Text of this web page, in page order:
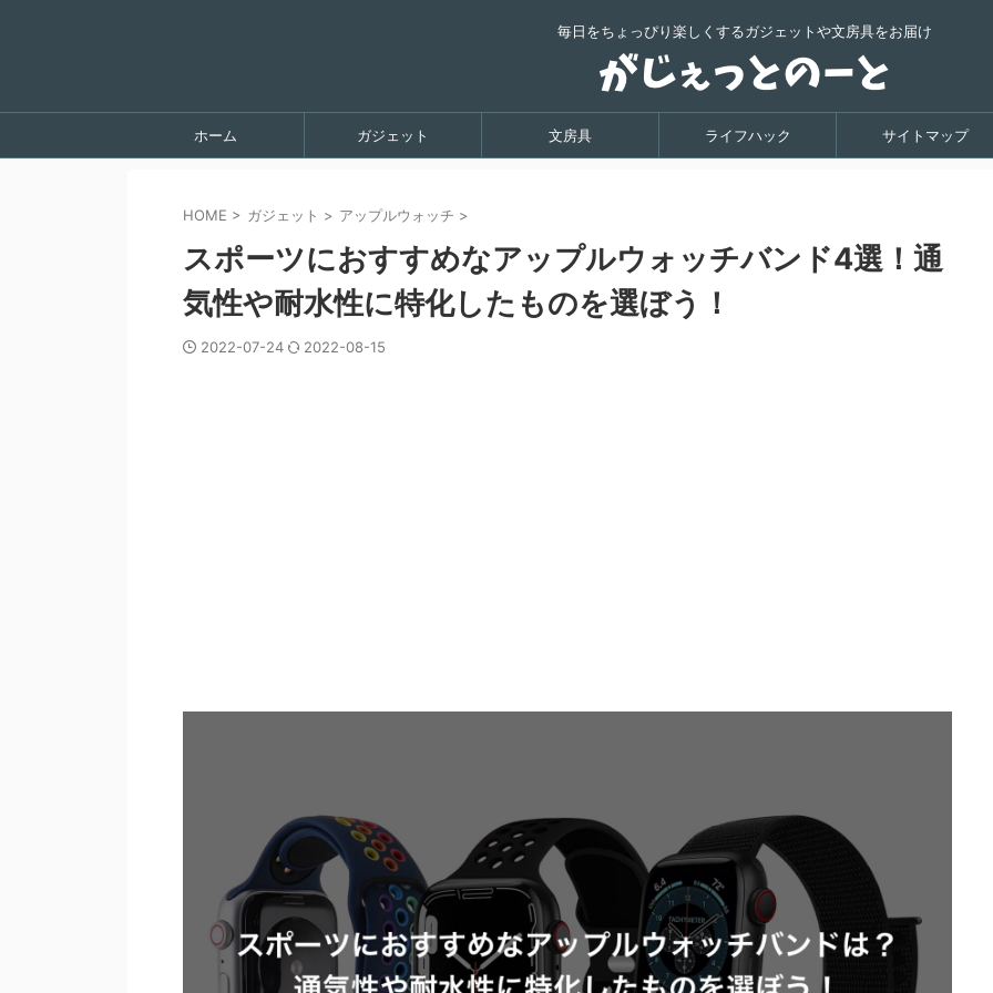
毎日をちょっぴり楽しくするガジェットや文房具をお届け
ホーム ガジェット 文房具 ライフハック サイトマップ
HOME > ガジェット > アップルウォッチ >
スポーツにおすすめなアップルウォッチバンド4選！通
気性や耐水性に特化したものを選ぼう！
2022-07-24 2022-08-15